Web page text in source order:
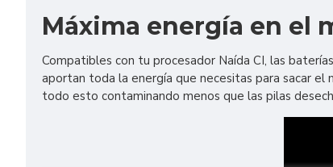
Máxima energía en el
Compatibles con tu procesador Naída CI, las
aportan toda la energía que necesitas para sacar
todo esto contaminando menos que las pilas